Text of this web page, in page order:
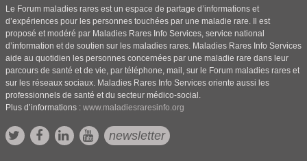
Le Forum maladies rares est un espace de partage d’informations et
d’expériences pour les personnes touchées par une maladie rare. Il est
proposé et modéré par Maladies Rares Info Services, service national
d’information et de soutien sur les maladies rares. Maladies Rares Info Services
aide au quotidien les personnes concernées par une maladie rare dans leur
parcours de santé et de vie, par téléphone, mail, sur le Forum maladies rares et
sur les réseaux sociaux. Maladies Rares Info Services oriente aussi les
professionnels de santé et du secteur médico-social.
Plus d’informations : www.maladiesraresinfo.org
newsletter